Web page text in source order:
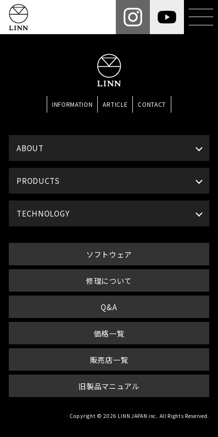
INFORMATION ARTICLE CONTACT
ABOUT
PRODUCTS
TECHNOLOGY
ソフトウェア
修理について
Q&A
価格一覧
販売店一覧
旧製品マニュアル
Copyright © 2026 LINN JAPAN inc. All Rights Reserved.